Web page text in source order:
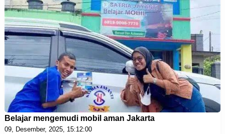
Belajar mengemudi mobil aman Jakarta
09, Desember, 2025, 15:12:00